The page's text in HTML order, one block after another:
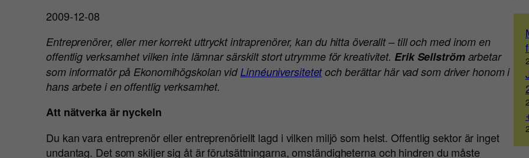
2009-12-08
Entreprenörer, eller mer korrekt uttryckt intraprenörer, kan du hitta överallt – till och med inom en
offentlig verksamhet vilken inte lämnar särskilt stort utrymme för kreativitet. Erik Sellströmarbetar
som informatör på Ekonomihögskolan vidLinnéuniversitetetoch berättar här vad som driver honom i
hans arbete i en offentlig verksamhet.
Att nätverka är nyckeln
Du kan vara entreprenör eller entreprenöriellt lagd i vilken miljö som helst. Offentlig sektor är inget
undantag. Det som skiljer sig åt är förutsättningarna, omständigheterna och hindren du måste